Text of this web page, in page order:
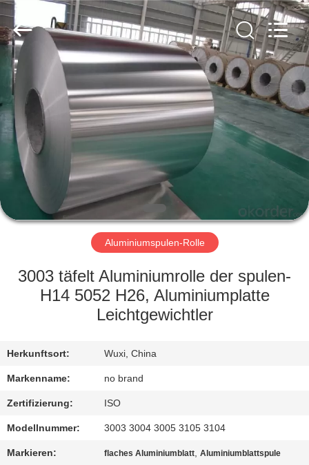
ZU
HAUSE
PRODUKTE
VIDEOS
ÜBER
WERKSBESICHTIGUNG
KONTAKT
MIT
UNS
HONGJINMILAI
STEEL
CO.,LTD.
All
Rights
Reserved.
Aluminiumspulen-Rolle
3003 täfelt Aluminiumrolle der spulen-
H14 5052 H26, Aluminiumplatte
Leichtgewichtler
Herkunftsort: Wuxi, China
Markenname: no brand
Zertifizierung: ISO
Modellnummer: 3003 3004 3005 3105 3104
Markieren: flaches Aluminiumblatt,Aluminiumblattspule